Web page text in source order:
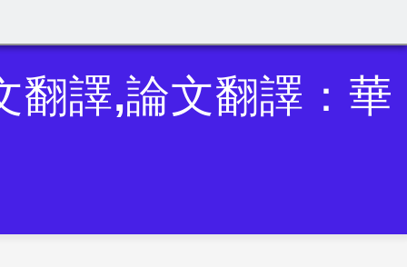
翻譯,論文翻譯：華